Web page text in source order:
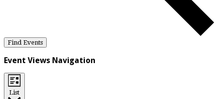
Find Events
Event Views Navigation
List